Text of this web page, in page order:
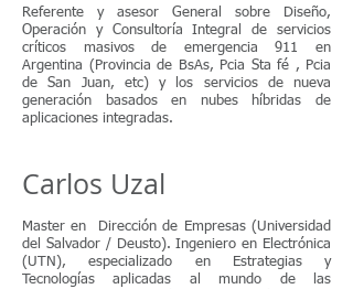
Referente y asesor General sobre Diseño,
Operación y Consultoría Integral de servicios
críticos masivos de emergencia 911 en
Argentina (Provincia de BsAs, Pcia Sta fé , Pcia
de San Juan, etc) y los servicios de nueva
generación basados en nubes híbridas de
aplicaciones integradas.
Carlos Uzal
Master en Dirección de Empresas (Universidad
del Salvador / Deusto). Ingeniero en Electrónica
(UTN), especializado en Estrategias y
Tecnologías aplicadas al mundo de las